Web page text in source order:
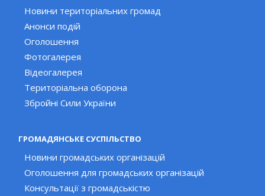
Новини територіальних громад
Анонси подій
Оголошення
Фотогалерея
Відеогалерея
Територіальна оборона
Збройні Сили України
ГРОМАДЯНСЬКЕ СУСПІЛЬСТВО
Новини громадських організацій
Оголошення для громадських організацій
Консультації з громадськістю